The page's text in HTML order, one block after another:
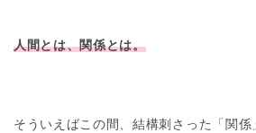
人間とは、関係とは。
そういえばこの間、結構刺さった「関係